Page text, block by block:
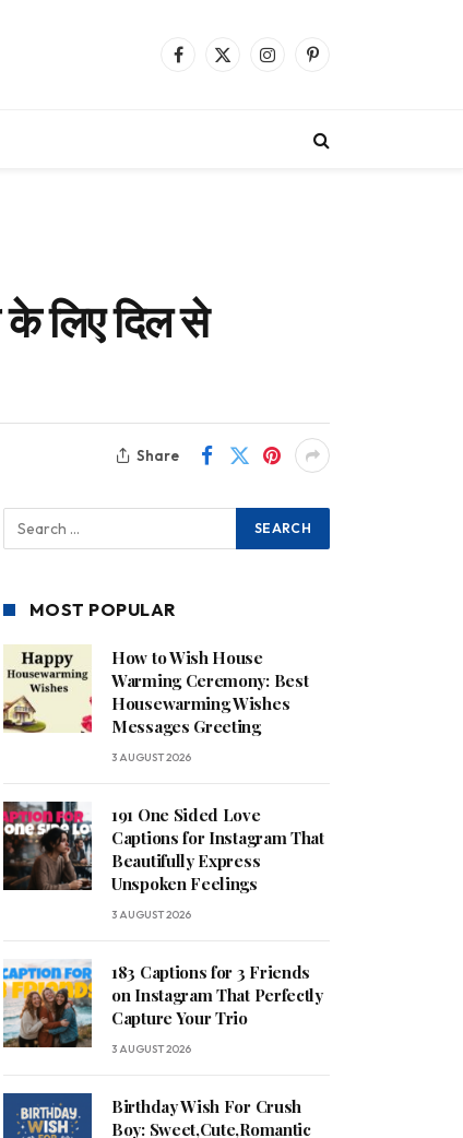
Facebook
X
InstagramPinterest
लिए दिल से
Share
MOST POPULAR
How to Wish House
Warming Ceremony: Best
Housewarming Wishes
Messages Greeting
3 AUGUST 2026
191 One Sided Love
Captions for Instagram That
Beautifully Express
Unspoken Feelings
3 AUGUST 2026
183 Captions for 3 Friends
on Instagram That Perfectly
Capture Your Trio
3 AUGUST 2026
Birthday Wish For Crush
Boy: Sweet,Cute,Romantic